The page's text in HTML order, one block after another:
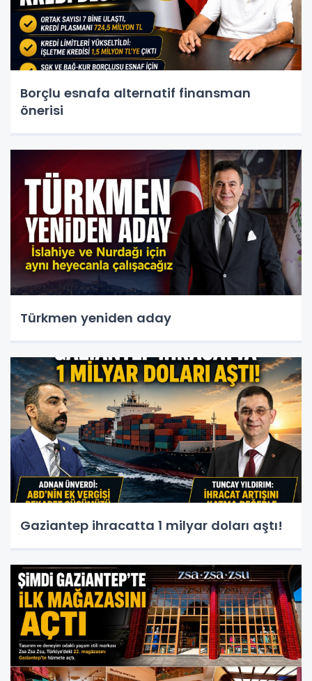
Borçlu esnafa alternatif finansman
önerisi
Türkmen yeniden aday
Gaziantep ihracatta 1 milyar doları aştı!